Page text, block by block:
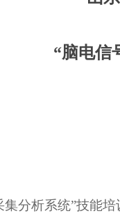
“脑电信
集分析系统”技能培